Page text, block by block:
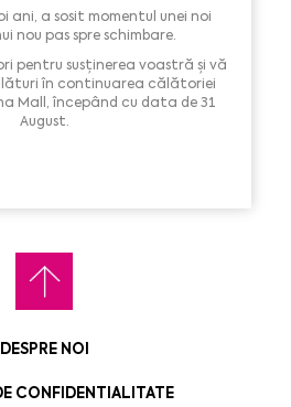
ani, a sosit momentul unei noi
nou pas spre schimbare.
pentru susținerea voastră și vă
în continuarea călătoriei
Mall, începând cu data de 31
August.
DESPRE NOI
CONFIDENTIALITATE